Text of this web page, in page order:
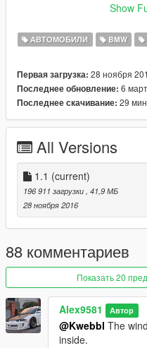
Correct all tinting;
Correct headlights;
Correct proportions;
Effect dirt;
Hands on the steering wheel;
Correct functionality all light;
Work speedometer and radio;
[CLR:1]: body;
[CLR:2]: interior & caliper;
[CLR:4]: wheels.
What's new in v.1.1:
Improved tinting windows,
Improved materials;
New UV Mapper tires;
Added original calipers;
A new brake disc;
New plates;
Minor improvements.
Show
АВТОМОБИЛИ BMW
Первая загрузка: 28 ноября
Последнее обновление: 6
Последнее скачивание: 29
All Versions
1.1 (current)
196 911 загрузки , 41,9 МБ
28 ноября 2016
88 комментариев
Показать 20
Alex9581 Автор
@Kwebbl The
inside.